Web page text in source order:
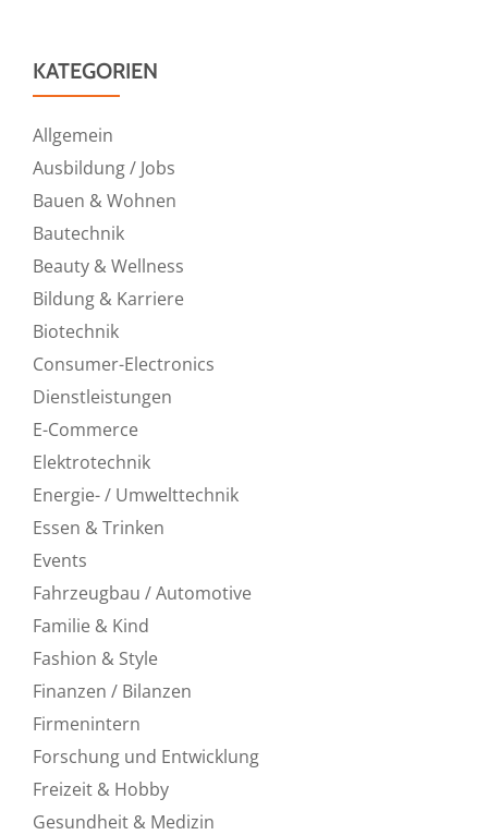
KATEGORIEN
Allgemein
Ausbildung / Jobs
Bauen & Wohnen
Bautechnik
Beauty & Wellness
Bildung & Karriere
Biotechnik
Consumer-Electronics
Dienstleistungen
E-Commerce
Elektrotechnik
Energie- / Umwelttechnik
Essen & Trinken
Events
Fahrzeugbau / Automotive
Familie & Kind
Fashion & Style
Finanzen / Bilanzen
Firmenintern
Forschung und Entwicklung
Freizeit & Hobby
Gesundheit & Medizin